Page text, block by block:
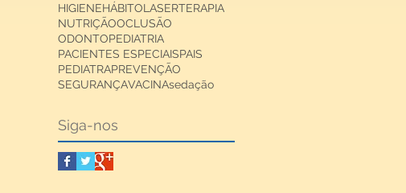
HIGIENEHÁBITOLASERTERAPIA
NUTRIÇÃOOCLUSÃO
ODONTOPEDIATRIA
PACIENTES ESPECIAISPAIS
PEDIATRAPREVENÇÃO
SEGURANÇAVACINAsedação
Siga-nos